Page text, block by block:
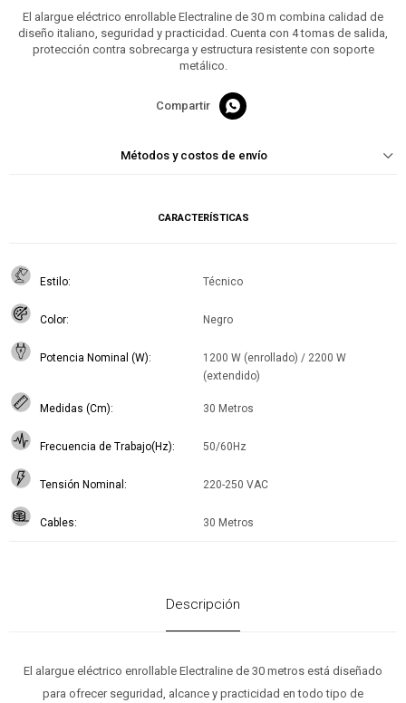
El alargue eléctrico enrollable Electraline de 30 m combina calidad de
diseño italiano, seguridad y practicidad. Cuenta con 4 tomas de salida,
protección contra sobrecarga y estructura resistente con soporte
metálico.

Métodos y costos de envío
CARACTERÍSTICAS
Estilo Técnico
Color Negro
Potencia Nominal (W)
1200 W (enrollado) / 2200 W
(extendido)
Medidas (Cm) 30 Metros
Frecuencia de Trabajo(Hz) 50/60Hz
Tensión Nominal 220-250 VAC
Cables 30 Metros
Descripción
El alargue eléctrico enrollable Electraline de 30 metros está diseñado
para ofrecer seguridad, alcance y practicidad en todo tipo de